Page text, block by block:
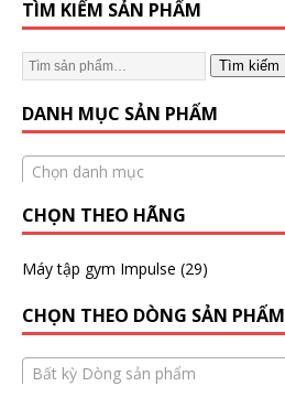
TÌM KIẾM SẢN PHẨM
Tìm kiếm
DANH MỤC SẢN PHẨM
Chọn danh mục
CHỌN THEO HÃNG
Máy tập gym Impulse (29)
CHỌN THEO DÒNG SẢN PHẨM
Bất kỳ Dòng sản phẩm